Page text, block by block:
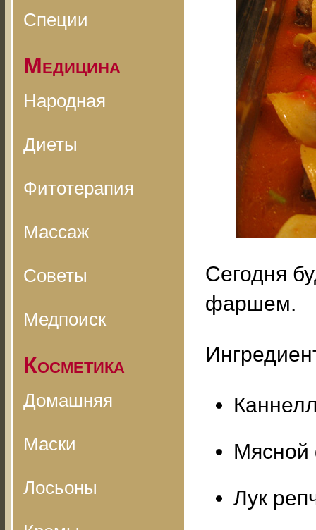
Специи
Медицина
Народная
Диеты
Фитотерапия
Массаж
Советы
Медпоиск
Косметика
Домашняя
Маски
Лосьоны
Сегодня
фаршем.
Мясной
Лук